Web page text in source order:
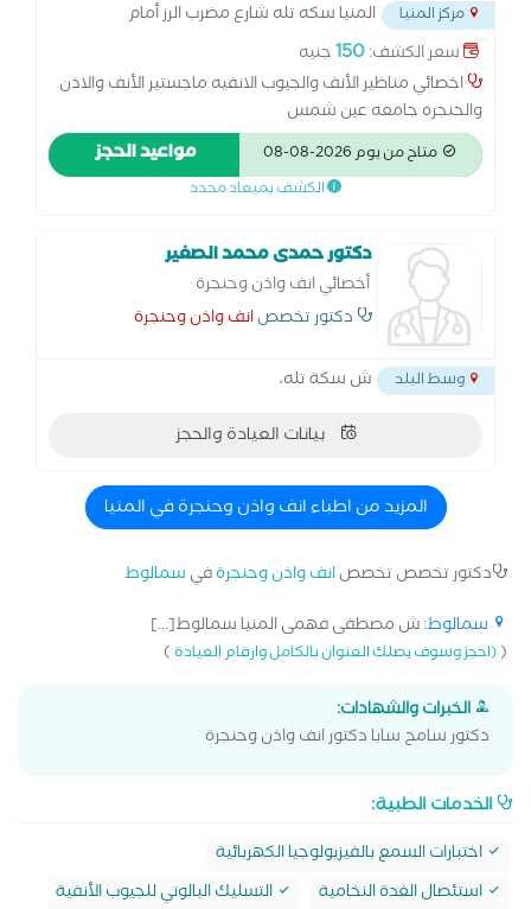
مركز المنيا
المنيا سكه تله شارع مضرب الرز أمام
مسجد عين شمس...سعر الكشف:150جنيه
اخصائي مناظير الأنف والجيوب الانفيه ماجستير الأنف والاذن
والحنجره جامعه عين شمس
متاح من يوم 2026-08-08 مواعيد الحجز
الكشف بميعاد محدد
دكتور حمدى محمد الصغير
أخصائي انف واذن وحنجرة
دكتور تخصصانف واذن وحنجرة
وسط البلد ش سكة تله،
بيانات العيادة والحجز
المزيد من اطباء انف واذن وحنجرة في المنيا
دكتور تخصص تخصصانف واذن وحنجرةفي سمالوط
سمالوط: ش مصطفى فهمى المنيا سمالوط[...]
((احجز وسوف يصلك العنوان بالكامل وارقام العيادة)
الخبرات والشهادات:
دكتور سامح سابا دكتور انف واذن وحنجرة
الخدمات الطبية:
اختبارات السمع بالفيزيولوجيا الكهربائية
استئصال الغدة النخامية
التسليك البالوني للجيوب الأنفية